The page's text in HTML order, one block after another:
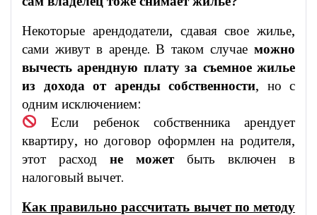
Некоторые арендодатели, сдавая свое жилье,
сами живут в аренде. В таком случае можно
вычесть арендную плату за съемное жилье
из дохода от аренды собственности, но с
одним исключением:
Если ребенок собственника арендует
квартиру, но договор оформлен на родителя,
этот расход не можетбыть включен в
налоговый вычет.
Как правильно рассчитать вычет по методу